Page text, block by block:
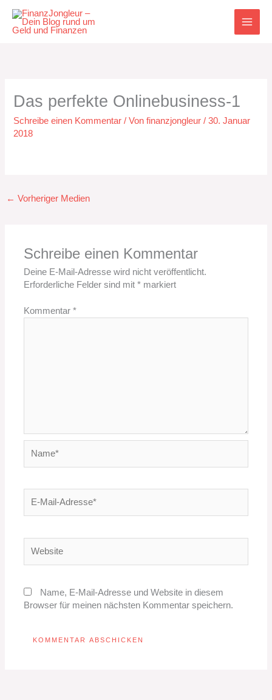
Inhalt
springen
Das perfekte Onlinebusiness-1
Schreibe einen Kommentar / Vonfinanzjongleur/30. Januar
2018
← Vorheriger Medien
Schreibe einen Kommentar
Deine E-Mail-Adresse wird nicht veröffentlicht.
Erforderliche Felder sind mit* markiert
Kommentar*
Mail-
Name, E-Mail-Adresse und Website in diesem
Browser für meinen nächsten Kommentar speichern.